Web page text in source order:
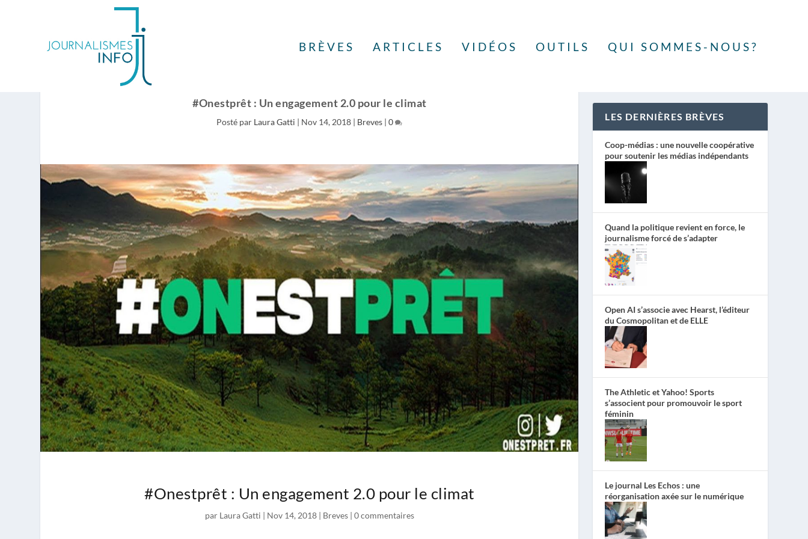
BRÈVES ARTICLES VIDÉOS OUTILS QUI SOMMES-NOUS?
#Onestprêt : Un engagement 2.0 pour le climat
Posté par Laura Gatti | Nov 14, 2018 | Breves |0
#Onestprêt : Un engagement 2.0 pour le climat
par Laura Gatti | Nov 14, 2018| Breves| 0 commentaires
LES DERNIÈRES BRÈVES
Coop-médias : une nouvelle coopérative
pour soutenir les médias indépendants
Quand la politique revient en force, le
journalisme forcé de s’adapter
Open AI s’associe avec Hearst, l’éditeur
du Cosmopolitan et de ELLE
The Athletic et Yahoo! Sports
s’associent pour promouvoir le sport
féminin
Le journal Les Echos : une
réorganisation axée sur le numérique